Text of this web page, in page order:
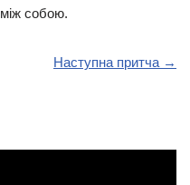
між собою.
Наступна притча →